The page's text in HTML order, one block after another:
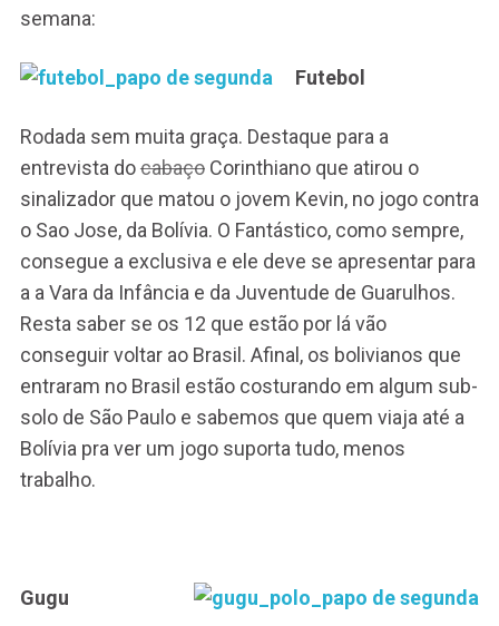
semana:
Futebol
Rodada sem muita graça. Destaque para a
entrevista docabaçoCorinthiano que atirou o
sinalizador que matou o jovem Kevin, no jogo contra
o Sao Jose, da Bolívia. O Fantástico, como sempre,
consegue a exclusiva e ele deve se apresentar para
a a Vara da Infância e da Juventude de Guarulhos.
Resta saber se os 12 que estão por lá vão
conseguir voltar ao Brasil. Afinal, os bolivianos que
entraram no Brasil estão costurando em algum sub-
solo de São Paulo e sabemos que quem viaja até a
Bolívia pra ver um jogo suporta tudo, menos
trabalho.
Gugu